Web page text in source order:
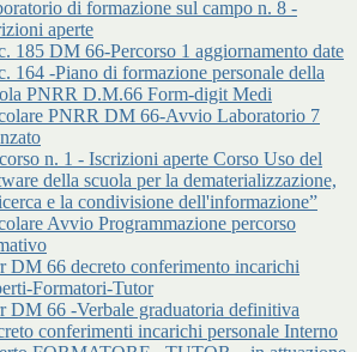
di formazione sul campo n. 8 -
aperte
185 DM 66-Percorso 1 aggiornamento date
164 -Piano di formazione personale della
PNRR D.M.66 Form-digit Medi
PNRR DM 66-Avvio Laboratorio 7
n. 1 - Iscrizioni aperte Corso Uso del
della scuola per la dematerializzazione,
e la condivisione dell'informazione”
Avvio Programmazione percorso
DM 66 decreto conferimento incarichi
Formatori-Tutor
DM 66 -Verbale graduatoria definitiva
conferimenti incarichi personale Interno